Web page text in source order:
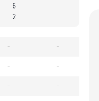
6
2
- -
- -
- -